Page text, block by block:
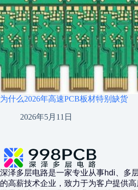
为什么2026年高速PCB板材特别缺货
2026年5月11日
深泽多层电路是一家专业从事hdi、多
的高薪技术企业，致力于为客户提供